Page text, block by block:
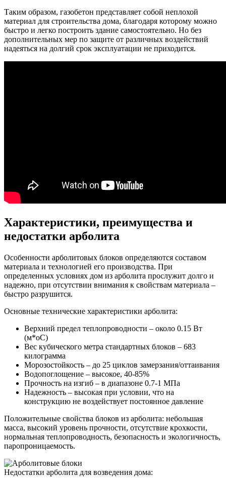
Таким образом, газобетон представляет собой неплохой
материал для строительства дома, благодаря которому можно
быстро и легко построить здание самостоятельно. Но без
дополнительных мер по защите от различных воздействий
надеяться на долгий срок эксплуатации не приходится.
Характеристики, преимущества и
недостатки арболита
Особенности арболитовых блоков определяются составом
материала и технологией его производства. При
определенных условиях дом из арболита прослужит долго и
надежно, при отсутствии внимания к свойствам материала –
быстро разрушится.
Основные технические характеристики арболита:
Верхний предел теплопроводности – около 0.15 Вт
(м*оС)
Вес кубического метра стандартных блоков – 683
килограмма
Морозостойкость – до 25 циклов замерзания/оттаивания
Водопоглощение – высокое, 40-85%
Прочность на изгиб – в диапазоне 0.7-1 МПа
Надежность – высокая при условии, что на
конструкцию не воздействует постоянное давление
Положительные свойства блоков из арболита: небольшая
масса, высокий уровень прочности, отсутствие крохкости,
нормальная теплопроводность, безопасность и экологичность,
паропроницаемость.
Недостатки арболита для возведения дома: